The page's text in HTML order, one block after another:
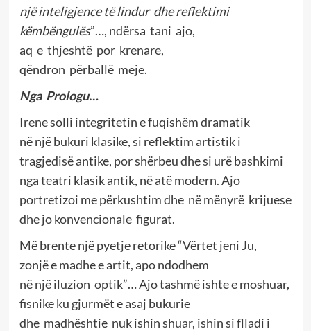
njëinteligjence tëlindur dhe reflektimi
këmbëngulës”…, ndërsa tani ajo,
aq e thjeshtë por krenare,
qëndron përballë meje.
Nga Prologu…
Irene solli integritetin e fuqishëm dramatik
në një bukuri klasike, si reflektim artistik i
tragjedisë antike, por shërbeu dhe si urë bashkimi
nga teatri klasik antik, në atë modern. Ajo
portretizoi me përkushtim dhe në mënyrë krijuese
dhe jo konvencionale figurat.
Më brente një pyetje retorike “Vërtet jeni Ju,
zonjë e madhe e artit, apo ndodhem
në një iluzion optik”… Ajo tashmë ishte e moshuar,
fisnike ku gjurmët e asaj bukurie
dhe madhështie nuk ishin shuar, ishin si flladi i